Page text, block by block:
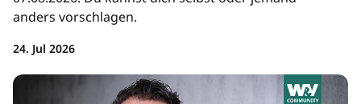
anders vorschlagen.
24. Jul 2026